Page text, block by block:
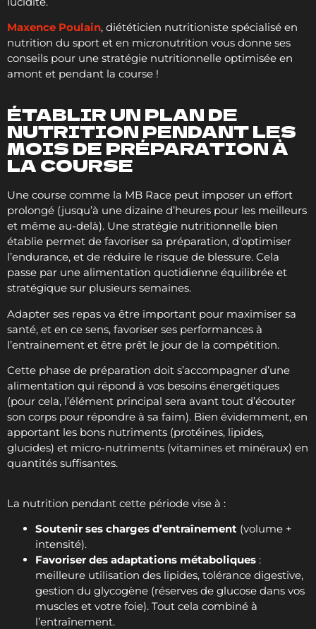
Maxence Poulain, diététicien nutritioniste spécialisé en
nutrition du sport et en micronutrition vous donne ses
conseils pour une stratégie nutritionnelle optimisée en
amont et pendant la course !
ÉTABLIR UN PLAN DE
NUTRITION PENDANT LES
MOIS DE PRÉPARATION À
LA COURSE
Une course comme la MB Race peut imposer un effort
prolongé (jusqu’à une dizaine d’heures pour les meilleurs
et même au-delà). Une stratégie nutritionnelle bien
établie permet de favoriser sa préparation, d’optimiser
l’endurance, et de réduire le risque de blessure. Cela
passe par une alimentation quotidienne équilibrée et
stratégique sur plusieurs semaines.
Adapter ses repas va être important pour maximiser sa
santé, et en ce sens, favoriser ses performances à
l’entrainement et être prêt le jour de la compétition.
Cette phase de préparation doit s’accompagner d’une
alimentation qui répond à vos besoins énergétiques
(pour cela, l’élément principal sera avant tout d’écouter
son corps pour répondre à sa faim). Bien évidemment, en
apportant les bons nutriments (protéines, lipides,
glucides) et micro-nutriments (vitamines et minéraux) en
quantités suffisantes.
La nutrition pendant cette période vise à :
Soutenir ses charges d’entraînement (volume +
intensité).
Favoriser des adaptations métaboliques :
meilleure utilisation des lipides, tolérance digestive,
gestion du glycogène (réserves de glucose dans vos
muscles et votre foie). Tout cela combiné à
l’entraînement.